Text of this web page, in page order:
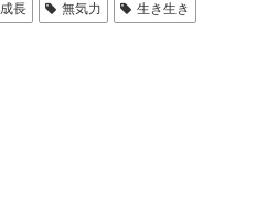
成長 無気力
生き生き